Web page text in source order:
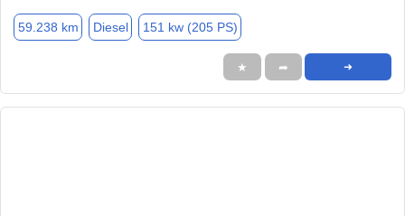
59.238 km Diesel 151 kw (205 PS)
★ ➦ ➜